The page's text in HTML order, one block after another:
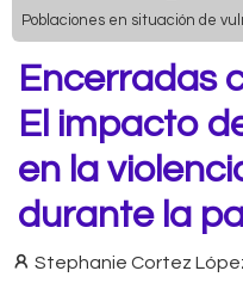
Poblaciones en situación de
Encerradas
El impacto
en la
durante la
Stephanie Cortez